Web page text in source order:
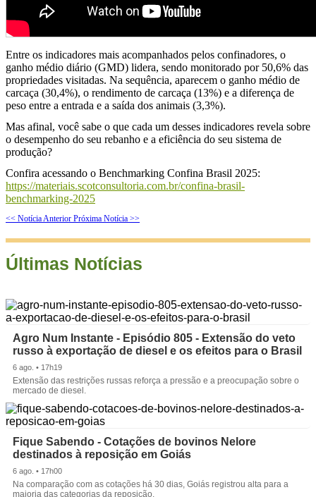
Entre os indicadores mais acompanhados pelos confinadores, o
ganho médio diário (GMD) lidera, sendo monitorado por 50,6% das
propriedades visitadas. Na sequência, aparecem o ganho médio de
carcaça (30,4%), o rendimento de carcaça (13%) e a diferença de
peso entre a entrada e a saída dos animais (3,3%).
Mas afinal, você sabe o que cada um desses indicadores revela sobre
o desempenho do seu rebanho e a eficiência do seu sistema de
produção?
Confira acessando o Benchmarking Confina Brasil 2025:
https://materiais.scotconsultoria.com.br/confina-brasil-
benchmarking-2025
<< Notícia Anterior Próxima Notícia >>
Últimas Notícias
Agro Num Instante - Episódio 805 - Extensão do veto
russo à exportação de diesel e os efeitos para o Brasil
6 ago. • 17h19
Extensão das restrições russas reforça a pressão e a preocupação sobre o
mercado de diesel.
Fique Sabendo - Cotações de bovinos Nelore
destinados à reposição em Goiás
6 ago. • 17h00
Na comparação com as cotações há 30 dias, Goiás registrou alta para a
maioria das categorias da reposição.